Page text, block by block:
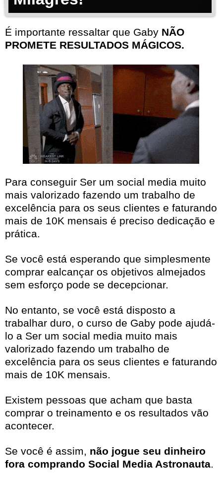
É importante ressaltar que Gaby NÃO
PROMETE RESULTADOS MÁGICOS.
Para conseguir Ser um social media muito
mais valorizado fazendo um trabalho de
excelência para os seus clientes e faturando
mais de 10K mensais é preciso dedicação e
prática.
Se você está esperando que simplesmente
comprar ealcançar os objetivos almejados
sem esforço pode se decepcionar.
No entanto, se você está disposto a
trabalhar duro, o curso de Gaby pode ajudá-
lo a Ser um social media muito mais
valorizado fazendo um trabalho de
excelência para os seus clientes e faturando
mais de 10K mensais.
Existem pessoas que acham que basta
comprar o treinamento e os resultados vão
acontecer.
Se você é assim, não jogue seu dinheiro
fora comprando Social Media Astronauta.